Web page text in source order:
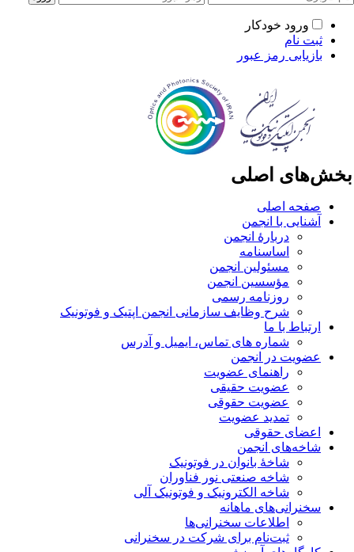
ورود خودکار
ثبت نام
بازیابی رمز عبور
اصلی
صفحه اصلی
آشنایی با انجمن
دربارۀ انجمن
اساسنامه
مسئولین انجمن
مؤسسین انجمن
روزنامه رسمی
شرح وظایف سازمانی انجمن اپتیک و فوتونیک
ارتباط با ما
شماره های تماس، ایمیل و آدرس
عضویت در انجمن
راهنمای عضویت
عضویت حقیقی
عضویت حقوقی
تمدید عضویت
اعضای حقوقی
شاخه‌های انجمن
شاخۀ بانوان در فوتونیک
شاخه صنعتی نور فناوران
شاخه‌ الکترونیک و فوتونیک آلی
سخنرانی‌های ماهانه
اطلاعات سخنرانی‌‌ها
ثبت‌نام برای شرکت در سخنرانی